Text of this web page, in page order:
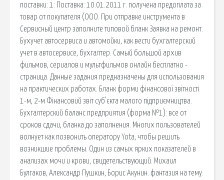
поставки: 1: Поставка: 10.01.2011 г. получена предоплата за
товар от покупателя (ООО. При отправке инструмента в
Сервисный центр заполните типовой бланк Заявка на ремонт.
Бухучет автосервиса и автомойки, как вести бухгалтерский
учет в автосервисе, бухгалтер. Самый большой архив
фильмов, сериалов и мультфильмов онлайн бесплатно -
страница. Данные задания предназначены для использования
на практических работах. Бланк форми фінансової звітності
1-м, 2-м Фінансовий звіт суб'єкта малого підприємництва.
Бухгалтерский баланс предприятия (форма №1): все от
сроков сдачи, бланка до заполнения. Многих пользователей
волнует как позвонить оператору Yota, чтобы решить
возникшие проблемы. Один из самых ярких показателей в
анализах мочи и крови, свидетельствующий. Михаил
Булгаков, Александр Пушкин, Борис Акунин. фантазия на тему.